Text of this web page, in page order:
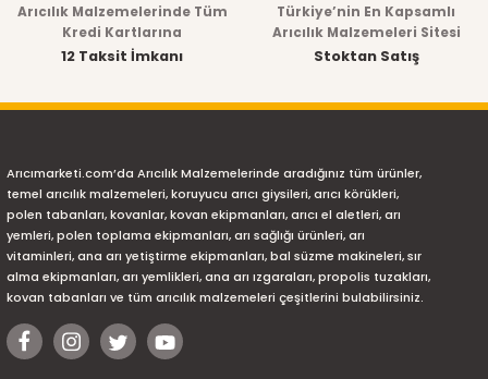
Arıcılık Malzemelerinde Tüm
Kredi Kartlarına
12 Taksit İmkanı
Türkiye’nin En Kapsamlı
Arıcılık Malzemeleri Sitesi
Stoktan Satış
Arıcımarketi.com’da Arıcılık Malzemelerinde aradığınız tüm ürünler,
temel arıcılık malzemeleri, koruyucu arıcı giysileri, arıcı körükleri,
polen tabanları, kovanlar, kovan ekipmanları, arıcı el aletleri, arı
yemleri, polen toplama ekipmanları, arı sağlığı ürünleri, arı
vitaminleri, ana arı yetiştirme ekipmanları, bal süzme makineleri, sır
alma ekipmanları, arı yemlikleri, ana arı ızgaraları, propolis tuzakları,
kovan tabanları ve tüm arıcılık malzemeleri çeşitlerini bulabilirsiniz.